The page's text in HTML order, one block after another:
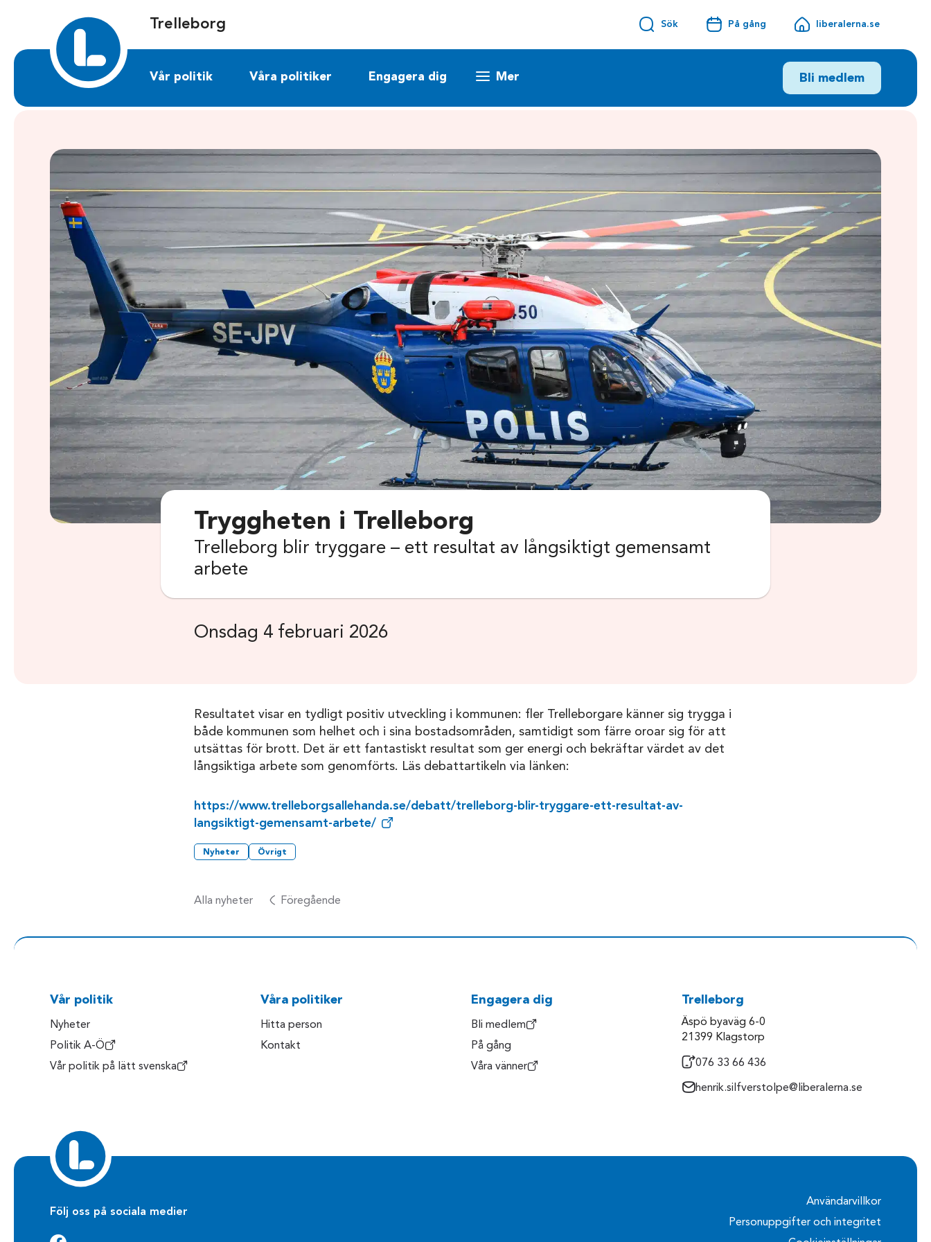
Trelleborg Sök På gång liberalerna.se
Vår politik Våra politiker Engagera dig Mer Bli medlem
Tryggheten i Trelleborg
Trelleborg blir tryggare – ett resultat av långsiktigt gemensamt
arbete
Onsdag 4 februari 2026
Resultatet visar en tydligt positiv utveckling i kommunen: fler Trelleborgare känner sig trygga i
både kommunen som helhet och i sina bostadsområden, samtidigt som färre oroar sig för att
utsättas för brott. Det är ett fantastiskt resultat som ger energi och bekräftar värdet av det
långsiktiga arbete som genomförts. Läs debattartikeln via länken:
https://www.trelleborgsallehanda.se/debatt/trelleborg-blir-tryggare-ett-resultat-av-
langsiktigt-gemensamt-arbete/
Nyheter Övrigt
Alla nyheter Föregående
Vår politik
Nyheter
Politik A-Ö
Vår politik på lätt svenska
Våra politiker
Hitta person
Kontakt
Engagera dig
Bli medlem
På gång
Våra vänner
Trelleborg
Äspö byaväg 6-0
21399 Klagstorp
076 33 66 436
henrik.silfverstolpe@liberalerna.se
Följ oss på sociala medier
Användarvillkor
Personuppgifter och integritet